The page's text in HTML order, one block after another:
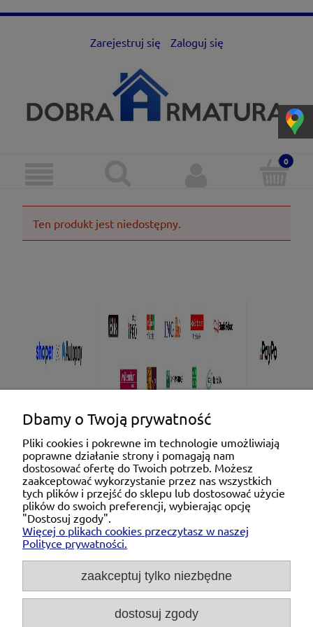
Zarejestruj się Zaloguj się
Ten produkt jest niedostępny.
Pomoc
Moje konto
Płatności i dostawa
O nas
Michał Niedźwiecki Dobra Armatura, ul. Krakowska
Dbamy o Twoją prywatność
Pliki cookies i pokrewne im technologie umożliwiają
poprawne działanie strony i pomagają nam
dostosować ofertę do Twoich potrzeb. Możesz
zaakceptować wykorzystanie przez nas wszystkich
tych plików i przejść do sklepu lub dostosować użycie
plików do swoich preferencji, wybierając opcję
"Dostosuj zgody".
Więcej o plikach cookies przeczytasz w naszej
Polityce prywatności.
zaakceptuj tylko niezbędne
dostosuj zgody